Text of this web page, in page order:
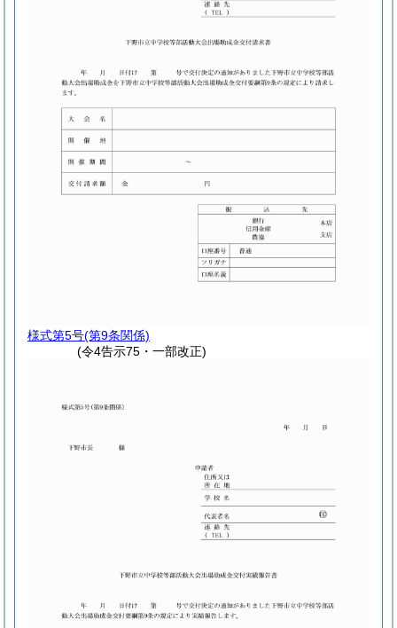
様式第5号(第9条関係)
(令4告示75・一部改正)